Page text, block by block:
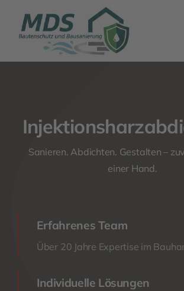
content
Sanieren. Abdichten. Gestalten –
einer Hand.
Erfahrenes Team
Über 20 Jahre Expertise im
Individuelle Lösungen